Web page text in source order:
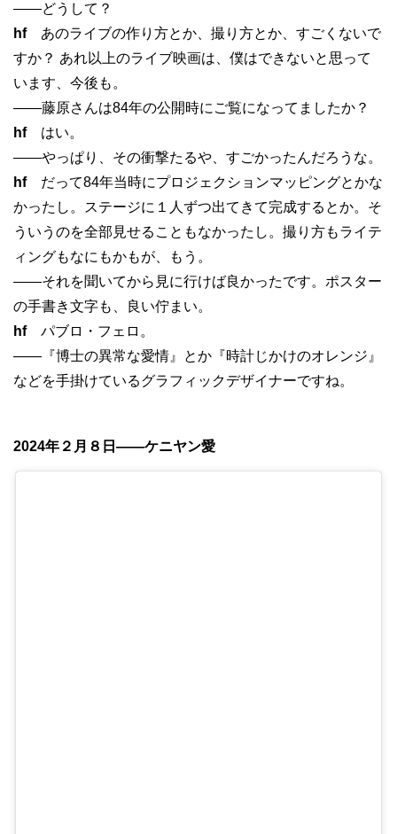
——どうして？
hfあのライブの作り方とか、撮り方とか、すごくないで
すか？ あれ以上のライブ映画は、僕はできないと思って
います、今後も。
——藤原さんは84年の公開時にご覧になってましたか？
hfはい。
——やっぱり、その衝撃たるや、すごかったんだろうな。
hfだって84年当時にプロジェクションマッピングとかな
かったし。ステージに１人ずつ出てきて完成するとか。そ
ういうのを全部見せることもなかったし。撮り方もライテ
ィングもなにもかもが、もう。
——それを聞いてから見に行けば良かったです。ポスター
の手書き文字も、良い佇まい。
hfパブロ・フェロ。
——『博士の異常な愛情』とか『時計じかけのオレンジ』
などを手掛けているグラフィックデザイナーですね。
2024年２月８日——ケニヤン愛